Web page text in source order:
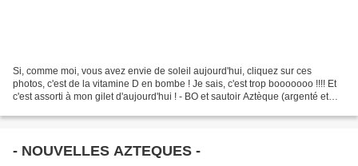
Si, comme moi, vous avez envie de soleil aujourd'hui, cliquez sur ces
photos, c'est de la vitamine D en bombe ! Je sais, c'est trop booooooo !!!! Et
c'est assorti à mon gilet d'aujourd'hui ! - BO et sautoir Aztèque (argenté et
- NOUVELLES AZTEQUES -